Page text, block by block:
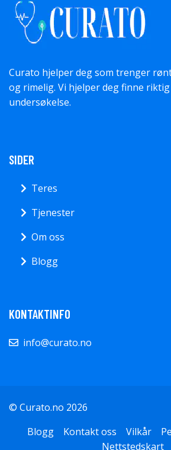
Curato hjelper deg som trenger
og rimelig. Vi hjelper deg finne
undersøkelse.
SIDER
Teres
Tjenester
Om oss
Blogg
KONTAKTINFO
info@curato.no
© Curato.no 2026
Blogg
Kontakt oss Vilkår
Nettstedskart